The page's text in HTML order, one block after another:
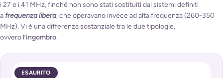
i 27 e i 41 MHz, finché non sono stati sostituiti dai sistemi definiti
a frequenza libera, che operavano invece ad alta frequenza (260-350
MHz). Vi è una differenza sostanziale tra le due tipologie,
ovvero l’ingombro.
ESAURITO